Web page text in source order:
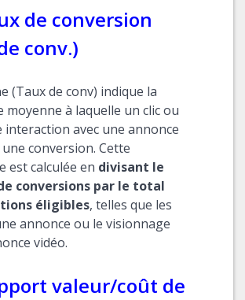
de conversion
conv.)
(Taux de conv) indique la
moyenne à laquelle un clic ou
interaction avec une annonce
conversion. Cette
est calculée en divisant le
conversions par le total
éligibles, telles que les
annonce ou le visionnage
vidéo.
valeur/coût de